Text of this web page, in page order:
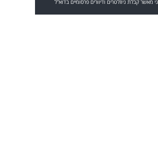
מאשר קבלת ניוזלטרים ודיוורים פרסומיים בדוא"ל